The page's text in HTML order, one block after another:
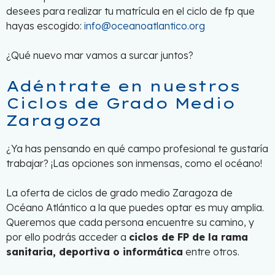
desees para realizar tu matrícula en el ciclo de fp que
hayas escogido: info@oceanoatlantico.org
¿Qué nuevo mar vamos a surcar juntos?
Adéntrate en nuestros
Ciclos de Grado Medio
Zaragoza
¿Ya has pensando en qué campo profesional te gustaría
trabajar? ¡Las opciones son inmensas, como el océano!
La oferta de ciclos de grado medio Zaragoza de
Océano Atlántico a la que puedes optar es muy amplia.
Queremos que cada persona encuentre su camino, y
por ello podrás acceder a ciclos de FP de la rama
sanitaria, deportiva o informática entre otros.